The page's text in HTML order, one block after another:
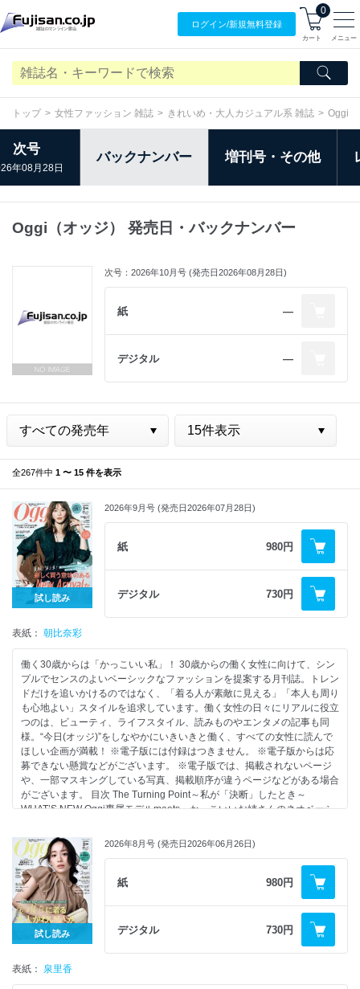
ログイン/新規無料登録
0
カート メニュー
トップ 女性ファッション 雑誌 きれいめ・大人カジュアル系 雑誌 Oggi
次号
年08月28日
バックナンバー 増刊号・その他
Oggi（オッジ） 発売日・バックナンバー
次号：2026年10月号 (発売日2026年08月28日)
紙 ―
デジタル ―
全267件中 1 〜 15 件を表示
試し読み
2026年9月号 (発売日2026年07月28日)
紙 980円
デジタル 730円
表紙： 朝比奈彩
働く30歳からは「かっこいい私」！ 30歳からの働く女性に向けて、シン
プルでセンスのよいベーシックなファッションを提案する月刊誌。トレン
ドだけを追いかけるのではなく、「着る人が素敵に見える」「本人も周り
も心地よい」スタイルを追求しています。働く女性の日々にリアルに役立
つのは、ビューティ、ライフスタイル、読みものやエンタメの記事も同
様。“今日(オッジ)”をしなやかにいきいきと働く、すべての女性に読んで
ほしい企画が満載！ ※電子版には付録はつきません。 ※電子版からは応
募できない懸賞などがございます。 ※電子版では、掲載されないページ
や、一部マスキングしている写真、掲載順序が違うページなどがある場合
がございます。 目次 The Turning Point～私が「決断」したとき～
WHAT’S NEW Oggi専属モデルmeets…かっこいいお姉さんのネオベーシ
沢カレンと学ぶageteのジュエリー with Oggi的ベーシック服 Vol.48 月刊
Oggiデジタルニュース オンワード樫山 23区 連載 23区 今のおしゃれを楽
しもう！RE：STANDARD Vol.05 大特集 私たちがほしいのは、New
Arrivalな晩夏服！ PART 1 新しく“買う意味”のあるNew Arrivalな買い足し
服18選 PART 2 ドラマティックワンピース×映え小物が最適解 COLUMN
1 一点突破な“トレンドパンツ”はこの4本 PART 3 “猛暑の8月対応”のきち
んと華やかな服、必要です！ PART 4 「夏服飽きた」を3秒でリフレッシ
ュ！Tシャツ＆ノースリーブカットソーの味変アイテム COLUMN 2 きれ
いめ派が買うべき「3か月活躍アイテム」 晩夏におすすめ！「洒落感ダー
クカラー」 ブラウン好きな外勤派の1か月コーディネート きれいめシン
プル派も「ハーフパンツ」はじめました 眼鏡市場 眼鏡市場×長井かおり
試し読み
2026年8月号 (発売日2026年06月26日)
紙 980円
デジタル 730円
表紙： 泉里香